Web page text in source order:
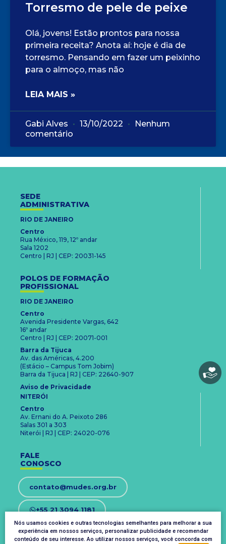
Torresmo de pele de peixe
Olá, jovens! Estão prontos para nossa
primeira receita? Anota aí: hoje é dia de
torresmo. Pensando em fazer um peixinho
para o almoço, mas não
LEIA MAIS »
Gabi Alves 13/10/2022
Nenhum
comentário
SEDE
ADMINISTRATIVA
RIO DE JANEIRO
Centro
Rua México, 119, 12º andar
Sala 1202
Centro | RJ | CEP: 20031-145
POLOS DE FORMAÇÃO
PROFISSIONAL
RIO DE JANEIRO
Centro
Avenida Presidente Vargas, 642
16º andar
Centro | RJ | CEP: 20071-001
Barra da Tijuca
Av. das Américas, 4.200
(Estácio – Campus Tom Jobim)
Barra da Tijuca | RJ | CEP: 22640-907
Aviso de Privacidade
NITERÓI
Centro
Av. Ernani do A. Peixoto 286
Salas 301 a 303
Niterói | RJ | CEP: 24020-076
FALE
CONOSCO
contato@mudes.org.br
+55 21 3094 1181
OUVIDORIA
Nós usamos cookies e outras tecnologias semelhantes para melhorar a sua
experiência em nossos serviços, personalizar publicidade e recomendar
conteúdo de seu interesse. Ao utilizar nossos serviços, você concorda com